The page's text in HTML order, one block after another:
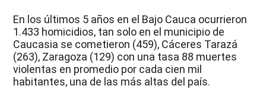
En los últimos 5 años en el Bajo Cauca ocurrieron
1.433 homicidios, tan solo en el municipio de
Caucasia se cometieron (459), Cáceres Tarazá
(263), Zaragoza (129) con una tasa 88 muertes
violentas en promedio por cada cien mil
habitantes, una de las más altas del país.